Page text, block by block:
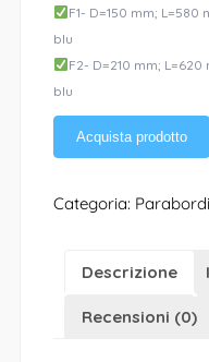
F1- D=150 mm; L=580
blu
F2- D=210 mm;
blu
Acquista prodotto
Categoria: Parabordi
Descrizione
Recensioni (0)